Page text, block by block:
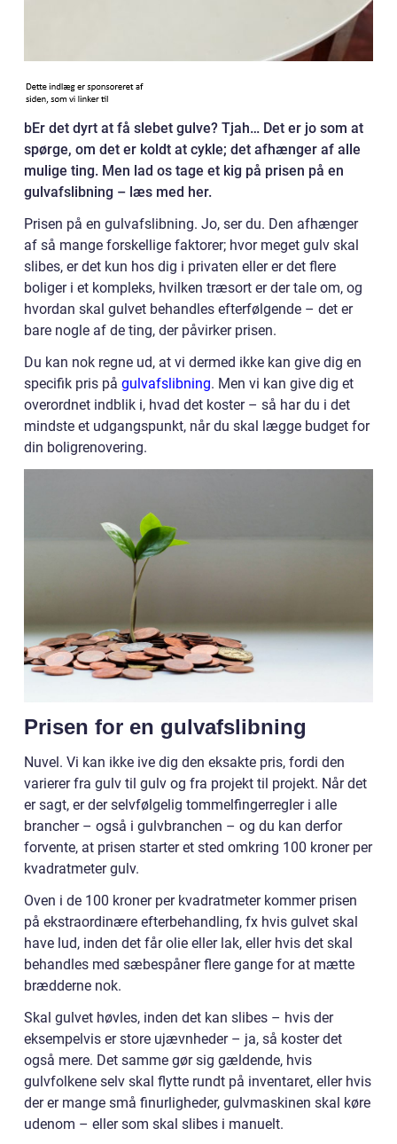
bEr det dyrt at få slebet gulve? Tjah… Det er jo som at
spørge, om det er koldt at cykle; det afhænger af alle
mulige ting. Men lad os tage et kig på prisen på en
gulvafslibning – læs med her.
Prisen på en gulvafslibning. Jo, ser du. Den afhænger
af så mange forskellige faktorer; hvor meget gulv skal
slibes, er det kun hos dig i privaten eller er det flere
boliger i et kompleks, hvilken træsort er der tale om, og
hvordan skal gulvet behandles efterfølgende – det er
bare nogle af de ting, der påvirker prisen.
Du kan nok regne ud, at vi dermed ikke kan give dig en
specifik pris på gulvafslibning. Men vi kan give dig et
overordnet indblik i, hvad det koster – så har du i det
mindste et udgangspunkt, når du skal lægge budget for
din boligrenovering.
Prisen for en gulvafslibning
Nuvel. Vi kan ikke ive dig den eksakte pris, fordi den
varierer fra gulv til gulv og fra projekt til projekt. Når det
er sagt, er der selvfølgelig tommelfingerregler i alle
brancher – også i gulvbranchen – og du kan derfor
forvente, at prisen starter et sted omkring 100 kroner per
kvadratmeter gulv.
Oven i de 100 kroner per kvadratmeter kommer prisen
på ekstraordinære efterbehandling, fx hvis gulvet skal
have lud, inden det får olie eller lak, eller hvis det skal
behandles med sæbespåner flere gange for at mætte
brædderne nok.
Skal gulvet høvles, inden det kan slibes – hvis der
eksempelvis er store ujævnheder – ja, så koster det
også mere. Det samme gør sig gældende, hvis
gulvfolkene selv skal flytte rundt på inventaret, eller hvis
der er mange små finurligheder, gulvmaskinen skal køre
udenom – eller som skal slibes i manuelt.